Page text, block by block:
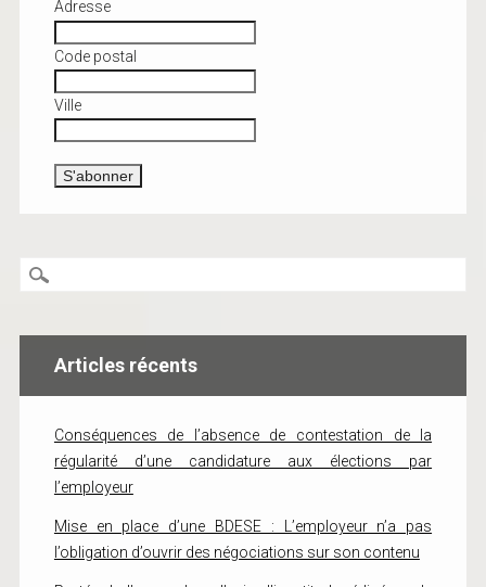
Adresse
Code postal
Ville
Articles récents
Conséquences de l’absence de contestation de la
régularité d’une candidature aux élections par
l’employeur
Mise en place d’une BDESE : L’employeur n’a pas
l’obligation d’ouvrir des négociations sur son contenu